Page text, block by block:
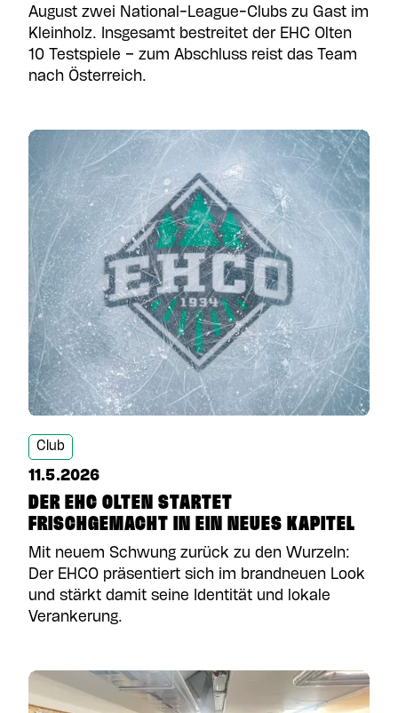
August zwei National-League-Clubs zu Gast im
Kleinholz. Insgesamt bestreitet der EHC Olten
10 Testspiele – zum Abschluss reist das Team
nach Österreich.
Club
11.5.2026
DER EHC OLTEN STARTET
FRISCHGEMACHT IN EIN NEUES KAPITEL
Mit neuem Schwung zurück zu den Wurzeln:
Der EHCO präsentiert sich im brandneuen Look
und stärkt damit seine Identität und lokale
Verankerung.